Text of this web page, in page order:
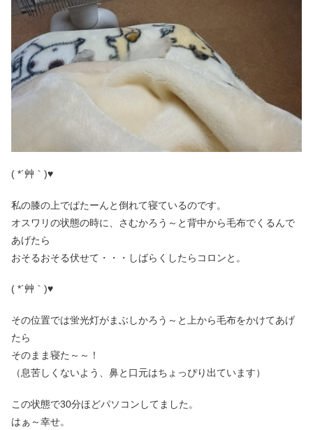
( *´艸｀)♥
私の膝の上でぱたーんと倒れて寝ているのです。
オスワリの状態の時に、さむかろう～と背中から毛布でくるんで
あげたら
おそるおそる伏せて・・・しばらくしたらコロンと。
( *´艸｀)♥
その位置では蛍光灯がまぶしかろう～と上から毛布をかけてあげ
たら
そのまま寝た～～！
（息苦しくないよう、鼻と口元はちょっぴり出ています）
この状態で30分ほどパソコンしてました。
はぁ～幸せ。